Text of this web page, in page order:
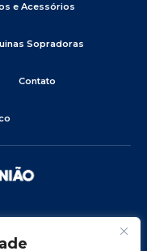
e Acessórios
Sopradoras
Contato